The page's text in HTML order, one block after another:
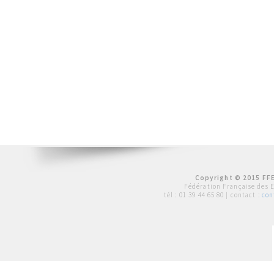
Copyright © 2015
Fédération Française des
tél : 01 39 44 65 80 | contact :